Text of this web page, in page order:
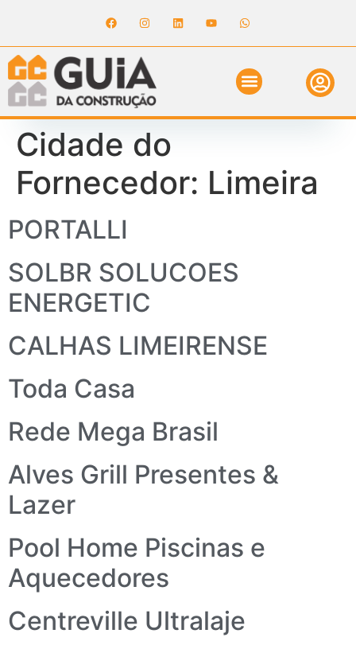
Cidade do
Fornecedor: Limeira
PORTALLI
SOLBR SOLUCOES
ENERGETIC
CALHAS LIMEIRENSE
Toda Casa
Rede Mega Brasil
Alves Grill Presentes &
Lazer
Pool Home Piscinas e
Aquecedores
Centreville Ultralaje